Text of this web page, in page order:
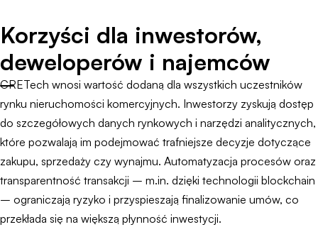
Korzyści dla inwestorów,
deweloperów i najemców
CRETech wnosi wartość dodaną dla wszystkich uczestników
rynku nieruchomości komercyjnych. Inwestorzy zyskują dostęp
do szczegółowych danych rynkowych i narzędzi analitycznych,
które pozwalają im podejmować trafniejsze decyzje dotyczące
zakupu, sprzedaży czy wynajmu. Automatyzacja procesów oraz
transparentność transakcji – m.in. dzięki technologii blockchain
– ograniczają ryzyko i przyspieszają finalizowanie umów, co
przekłada się na większą płynność inwestycji.